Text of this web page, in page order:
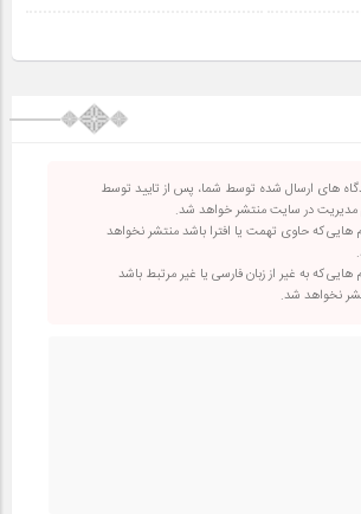
های ارسال شده توسط شما، پس از تایید توسط
مدیریت در سایت منتشر خواهد شد.
هایی که حاوی تهمت یا افترا باشد منتشر نخواهد
هایی که به غیر از زبان فارسی یا غیر مرتبط باشد
نخواهد شد.